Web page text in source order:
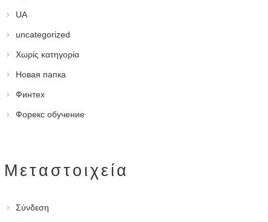
UA
uncategorized
Χωρίς κατηγορία
Новая папка
Финтех
Форекс обучение
Μεταστοιχεία
Σύνδεση